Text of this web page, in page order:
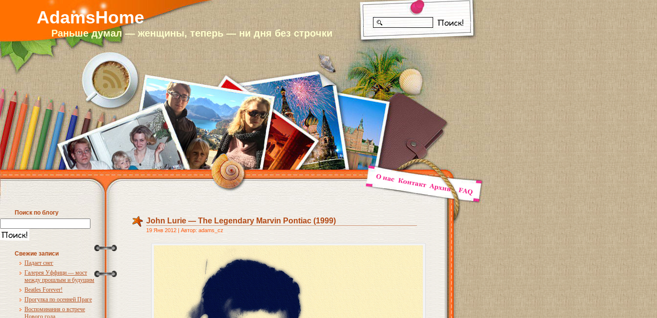
AdamsHome
Раньше думал — женщины, теперь — ни дня без строчки
Поиск по блогу
Свежие записи
Падает снег
Галерея Уффици — мост
между прошлым и будущим
Beatles Forever!
Прогулка по осенней Праге
Воспоминания о встрече
Нового года
John Lurie — The Legendary Marvin Pontiac (1999)
19 Янв 2012 | Автор: adams_cz